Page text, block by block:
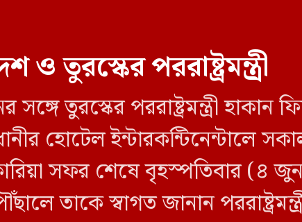
তুরস্কের পররাষ্ট্রমন্ত্রী
সঙ্গে তুরস্কের পররাষ্ট্রমন্ত্রী
হোটেল ইন্টারকন্টিনেন্টালে
সফর শেষে বৃহস্পতিবার (৪
তাকে স্বাগত জানান